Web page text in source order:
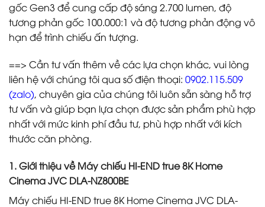
gốc Gen3 để cung cấp độ sáng 2.700 lumen, độ
tương phản gốc 100.000:1 và độ tương phản động vô
hạn để trình chiếu ấn tượng.
==> Cần tư vấn thêm về các lựa chọn khác, vui lòng
liên hệ với chúng tôi qua số điện thoại: 0902.115.509
(zalo), chuyên gia của chúng tôi luôn sẵn sàng hỗ trợ
tư vấn và giúp bạn lựa chọn được sản phẩm phù hợp
nhất với mức kinh phí đầu tư, phù hợp nhất với kích
thước căn phòng.
1. Giới thiệu về Máy chiếu HI-END true 8K Home
Cinema JVC DLA-NZ800BE
Máy chiếu HI-END true 8K Home Cinema JVC DLA-